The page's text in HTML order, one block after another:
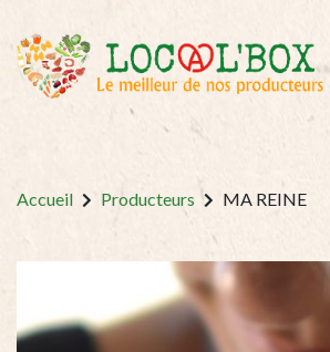
Accueil Producteurs MA REINE